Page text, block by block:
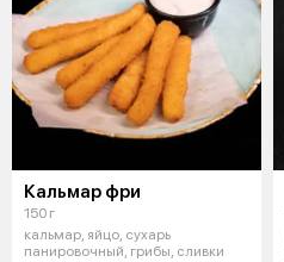
Кальмар фри
150 г
кальмар, яйцо, сухарь
панировочный, грибы, сливки